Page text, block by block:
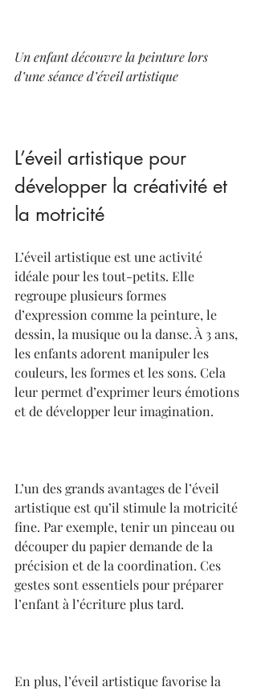
Un enfant découvre la peinture lors
d’une séance d’éveil artistique
L’éveil artistique pour
développer la créativité et
la motricité
L’éveil artistique est une activité
idéale pour les tout-petits. Elle
regroupe plusieurs formes
d’expression comme la peinture, le
dessin, la musique ou la danse. À 3 ans,
les enfants adorent manipuler les
couleurs, les formes et les sons. Cela
leur permet d’exprimer leurs émotions
et de développer leur imagination.
L’un des grands avantages de l’éveil
artistique est qu’il stimule la motricité
fine. Par exemple, tenir un pinceau ou
découper du papier demande de la
précision et de la coordination. Ces
gestes sont essentiels pour préparer
l’enfant à l’écriture plus tard.
En plus, l’éveil artistique favorise la